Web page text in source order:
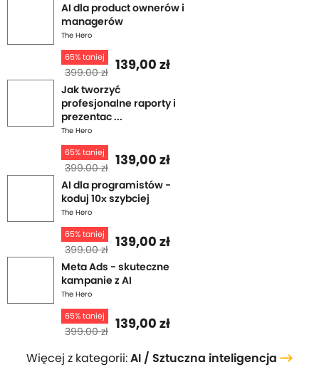
AI dla product ownerów i
managerów
The Hero
65% taniej
399.00 zł 139,00 zł
Jak tworzyć
profesjonalne raporty i
prezentac ...
The Hero
65% taniej
399.00 zł 139,00 zł
AI dla programistów -
koduj 10x szybciej
The Hero
65% taniej
399.00 zł 139,00 zł
Meta Ads - skuteczne
kampanie z AI
The Hero
65% taniej
399.00 zł 139,00 zł
Więcej z kategorii:AI / Sztuczna inteligencja